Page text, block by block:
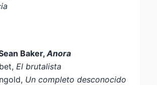
Baker,Anora
El brutalista
Un completo desconocido